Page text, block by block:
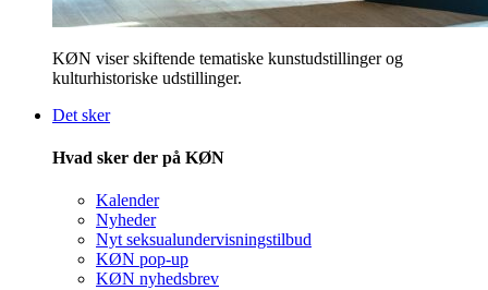
KØN viser skiftende tematiske kunstudstillinger og
kulturhistoriske udstillinger.
Det sker
Hvad sker der på KØN
Kalender
Nyheder
Nyt seksualundervisningstilbud
KØN pop-up
KØN nyhedsbrev